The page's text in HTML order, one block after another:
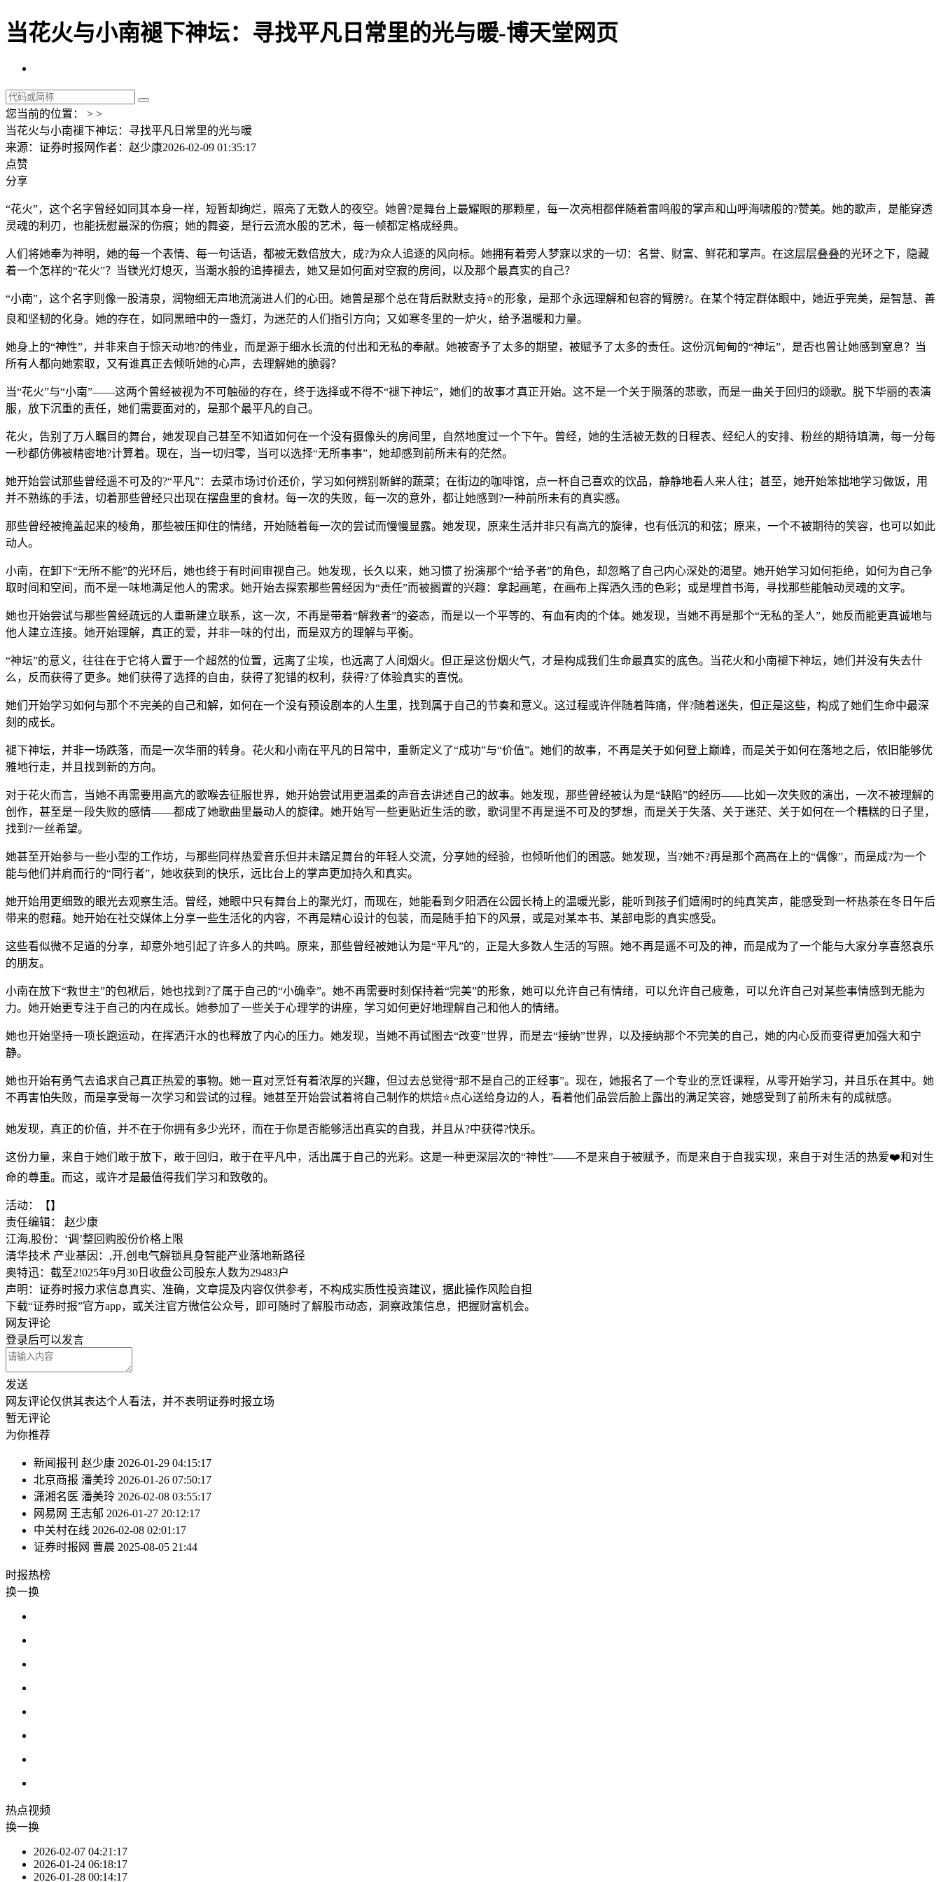
当花火与小南褪下神坛：寻找平凡日常里的光与暖-博天堂网页
您当前的位置： > >
当花火与小南褪下神坛：寻找平凡日常里的光与暖
来源：证券时报网作者：赵少康2026-02-09 01:35:17
点赞
分享
“花火”，这个名字曾经如同其本身一样，短暂却绚烂，照亮了无数人的夜空。她曾?是舞台上最耀眼的那颗星，每一次亮相都伴随着雷鸣般的掌声和山呼海啸般的?赞美。她的歌声，是能穿透
灵魂的利刃，也能抚慰最深的伤痕；她的舞姿，是行云流水般的艺术，每一帧都定格成经典。
人们将她奉为神明，她的每一个表情、每一句话语，都被无数倍放大，成?为众人追逐的风向标。她拥有着旁人梦寐以求的一切：名誉、财富、鲜花和掌声。在这层层叠叠的光环之下，隐藏
着一个怎样的“花火”？当镁光灯熄灭，当潮水般的追捧褪去，她又是如何面对空寂的房间，以及那个最真实的自己？
“小南”，这个名字则像一股清泉，润物细无声地流淌进人们的心田。她曾是那个总在背后默默支持⭐的形象，是那个永远理解和包容的臂膀?。在某个特定群体眼中，她近乎完美，是智慧、善
良和坚韧的化身。她的存在，如同黑暗中的一盏灯，为迷茫的人们指引方向；又如寒冬里的一炉火，给予温暖和力量。
她身上的“神性”，并非来自于惊天动地?的伟业，而是源于细水长流的付出和无私的奉献。她被寄予了太多的期望，被赋予了太多的责任。这份沉甸甸的“神坛”，是否也曾让她感到窒息？当
所有人都向她索取，又有谁真正去倾听她的心声，去理解她的脆弱？
当“花火”与“小南”——这两个曾经被视为不可触碰的存在，终于选择或不得不“褪下神坛”，她们的故事才真正开始。这不是一个关于陨落的悲歌，而是一曲关于回归的颂歌。脱下华丽的表演
服，放下沉重的责任，她们需要面对的，是那个最平凡的自己。
花火，告别了万人瞩目的舞台，她发现自己甚至不知道如何在一个没有摄像头的房间里，自然地度过一个下午。曾经，她的生活被无数的日程表、经纪人的安排、粉丝的期待填满，每一分每
一秒都仿佛被精密地?计算着。现在，当一切归零，当可以选择“无所事事”，她却感到前所未有的茫然。
她开始尝试那些曾经遥不可及的?“平凡”：去菜市场讨价还价，学习如何辨别新鲜的蔬菜；在街边的咖啡馆，点一杯自己喜欢的饮品，静静地看人来人往；甚至，她开始笨拙地学习做饭，用
并不熟练的手法，切着那些曾经只出现在摆盘里的食材。每一次的失败，每一次的意外，都让她感到?一种前所未有的真实感。
那些曾经被掩盖起来的棱角，那些被压抑住的情绪，开始随着每一次的尝试而慢慢显露。她发现，原来生活并非只有高亢的旋律，也有低沉的和弦；原来，一个不被期待的笑容，也可以如此
动人。
小南，在卸下“无所不能”的光环后，她也终于有时间审视自己。她发现，长久以来，她习惯了扮演那个“给予者”的角色，却忽略了自己内心深处的渴望。她开始学习如何拒绝，如何为自己争
取时间和空间，而不是一味地满足他人的需求。她开始去探索那些曾经因为“责任”而被搁置的兴趣：拿起画笔，在画布上挥洒久违的色彩；或是埋首书海，寻找那些能触动灵魂的文字。
她也开始尝试与那些曾经疏远的人重新建立联系，这一次，不再是带着“解救者”的姿态，而是以一个平等的、有血有肉的个体。她发现，当她不再是那个“无私的圣人”，她反而能更真诚地与
他人建立连接。她开始理解，真正的爱，并非一味的付出，而是双方的理解与平衡。
“神坛”的意义，往往在于它将人置于一个超然的位置，远离了尘埃，也远离了人间烟火。但正是这份烟火气，才是构成我们生命最真实的底色。当花火和小南褪下神坛，她们并没有失去什
么，反而获得了更多。她们获得了选择的自由，获得了犯错的权利，获得?了体验真实的喜悦。
她们开始学习如何与那个不完美的自己和解，如何在一个没有预设剧本的人生里，找到属于自己的节奏和意义。这过程或许伴随着阵痛，伴?随着迷失，但正是这些，构成了她们生命中最深
刻的成长。
褪下神坛，并非一场跌落，而是一次华丽的转身。花火和小南在平凡的日常中，重新定义了“成功”与“价值”。她们的故事，不再是关于如何登上巅峰，而是关于如何在落地之后，依旧能够优
雅地行走，并且找到新的方向。
对于花火而言，当她不再需要用高亢的歌喉去征服世界，她开始尝试用更温柔的声音去讲述自己的故事。她发现，那些曾经被认为是“缺陷”的经历——比如一次失败的演出，一次不被理解的
创作，甚至是一段失败的感情——都成了她歌曲里最动人的旋律。她开始写一些更贴近生活的歌，歌词里不再是遥不可及的梦想，而是关于失落、关于迷茫、关于如何在一个糟糕的日子里，
找到?一丝希望。
她甚至开始参与一些小型的工作坊，与那些同样热爱音乐但并未踏足舞台的年轻人交流，分享她的经验，也倾听他们的困惑。她发现，当?她不?再是那个高高在上的“偶像”，而是成?为一个
能与他们并肩而行的“同行者”，她收获到的快乐，远比台上的掌声更加持久和真实。
她开始用更细致的眼光去观察生活。曾经，她眼中只有舞台上的聚光灯，而现在，她能看到夕阳洒在公园长椅上的温暖光影，能听到孩子们嬉闹时的纯真笑声，能感受到一杯热茶在冬日午后
带来的慰藉。她开始在社交媒体上分享一些生活化的内容，不再是精心设计的包装，而是随手拍下的风景，或是对某本书、某部电影的真实感受。
这些看似微不足道的分享，却意外地引起了许多人的共鸣。原来，那些曾经被她认为是“平凡”的，正是大多数人生活的写照。她不再是遥不可及的神，而是成为了一个能与大家分享喜怒哀乐
的朋友。
小南在放下“救世主”的包袱后，她也找到?了属于自己的“小确幸”。她不再需要时刻保持着“完美”的形象，她可以允许自己有情绪，可以允许自己疲惫，可以允许自己对某些事情感到无能为
力。她开始更专注于自己的内在成长。她参加了一些关于心理学的讲座，学习如何更好地理解自己和他人的情绪。
她也开始坚持一项长跑运动，在挥洒汗水的也释放了内心的压力。她发现，当她不再试图去“改变”世界，而是去“接纳”世界，以及接纳那个不完美的自己，她的内心反而变得更加强大和宁
静。
她也开始有勇气去追求自己真正热爱的事物。她一直对烹饪有着浓厚的兴趣，但过去总觉得“那不是自己的正经事”。现在，她报名了一个专业的烹饪课程，从零开始学习，并且乐在其中。她
不再害怕失败，而是享受每一次学习和尝试的过程。她甚至开始尝试着将自己制作的烘焙⭐点心送给身边的人，看着他们品尝后脸上露出的满足笑容，她感受到了前所未有的成就感。
她发现，真正的价值，并不在于你拥有多少光环，而在于你是否能够活出真实的自我，并且从?中获得?快乐。
这份力量，来自于她们敢于放下，敢于回归，敢于在平凡中，活出属于自己的光彩。这是一种更深层次的“神性”——不是来自于被赋予，而是来自于自我实现，来自于对生活的热爱❤️和对生
命的尊重。而这，或许才是最值得我们学习和致敬的。
活动：【】
责任编辑： 赵少康
江海,股份：‘调’整回购股份价格上限
清华技术 产业基因：,开,创电气解锁具身智能产业落地新路径
奥特迅：截至2!025年9月30日收盘公司股东人数为29483户
声明：证券时报力求信息真实、准确，文章提及内容仅供参考，不构成实质性投资建议，据此操作风险自担
下载“证券时报”官方app，或关注官方微信公众号，即可随时了解股市动态，洞察政策信息，把握财富机会。
网友评论
登录后可以发言
发送
网友评论仅供其表达个人看法，并不表明证券时报立场
暂无评论
为你推荐
新闻报刊 赵少康 2026-01-29 04:15:17
北京商报 潘美玲 2026-01-26 07:50:17
潇湘名医 潘美玲 2026-02-08 03:55:17
网易网 王志郁 2026-01-27 20:12:17
中关村在线 2026-02-08 02:01:17
证券时报网 曹晨 2025-08-05 21:44
时报热榜
换一换
热点视频
换一换
2026-02-07 04:21:17
2026-01-24 06:18:17
2026-01-28 00:14:17